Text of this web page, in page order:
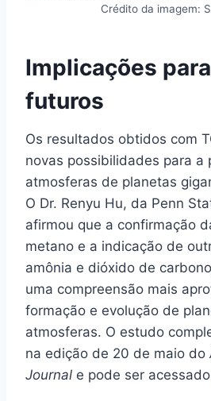
Crédito da imagem:
Implicações
futuros
Os resultados obtidos com
novas possibilidades para a
atmosferas de planetas
O Dr. Renyu Hu, da Penn
afirmou que a confirmação
metano e a indicação de
amônia e dióxido de
uma compreensão mais
formação e evolução de
atmosferas. O estudo
na edição de 20 de maio do
Journal e pode ser acessado